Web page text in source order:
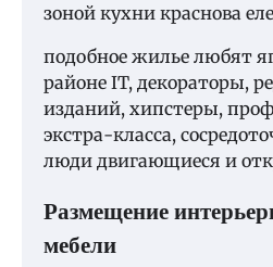
зоной кухни краснова
подобное жилье любят
районе IT, декораторы,
изданий, хипстеры,
экстра-класса,
люди двигающиеся и
Размещение
мебели